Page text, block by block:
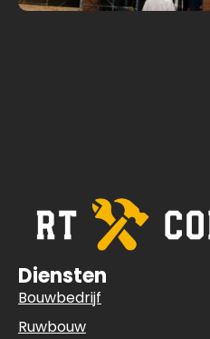
Diensten
Bouwbedrijf
Ruwbouw